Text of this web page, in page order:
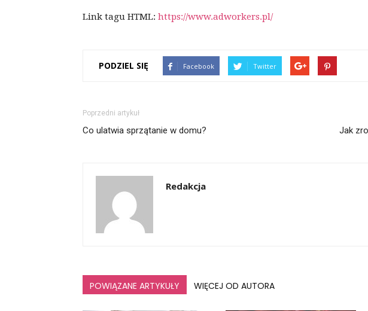
Link tagu HTML: https://www.adworkers.pl/
PODZIEL SIĘ Facebook Twitter
Poprzedni artykuł
Co ulatwia sprzątanie w domu? Jak
Redakcja
POWIĄZANE ARTYKUŁY WIĘCEJ OD AUTORA